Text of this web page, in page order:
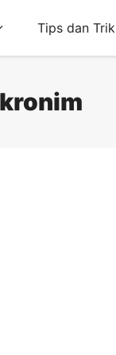
Tips dan Trik